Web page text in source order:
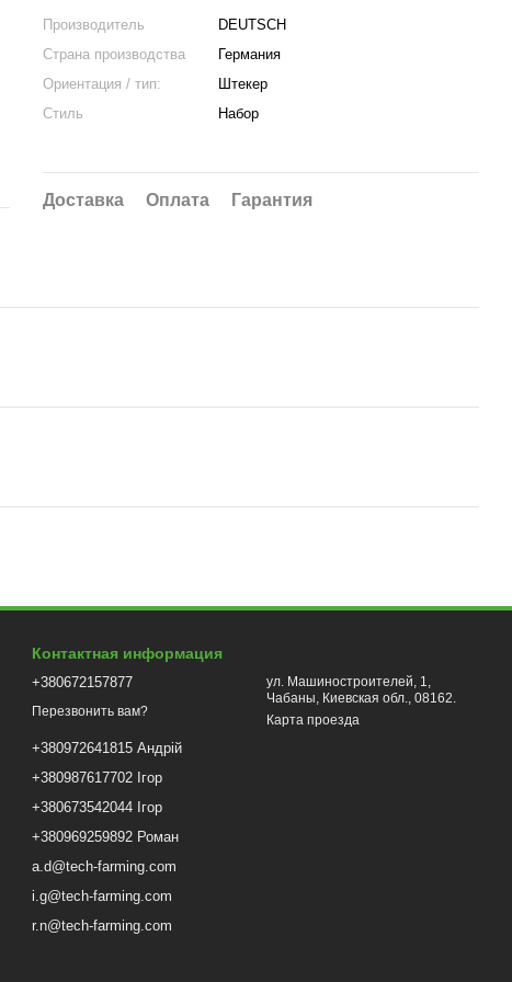
Производитель
DEUTSCH
Страна производства
Германия
Ориентация / тип:
Штекер
Стиль
Набор
Доставка Оплата
Гарантия
Контактная информация
+380672157877
Перезвонить вам?
+380972641815 Андрій
+380987617702 Ігор
+380673542044 Ігор
+380969259892 Роман
a.d@tech-farming.com
i.g@tech-farming.com
r.n@tech-farming.com
ул. Машиностроителей, 1,
Чабаны, Киевская обл., 08162.
Карта проезда